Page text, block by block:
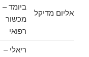
אליום מדיקל
ביומד –
מכשור
רפואי
ריאלי –